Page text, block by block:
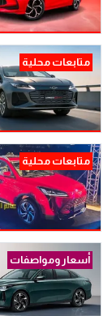
متابعات محلية
متابعات محلية
أسعار ومواصفات